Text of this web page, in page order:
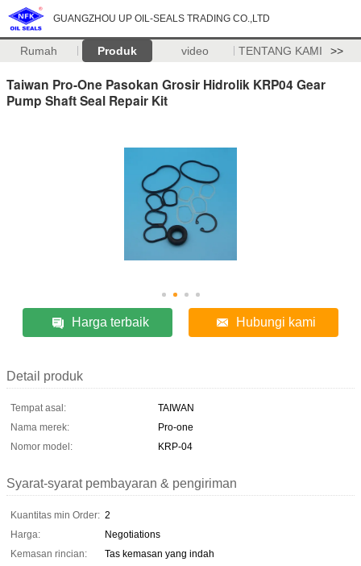
GUANGZHOU UP OIL-SEALS TRADING CO.,LTD
Rumah Produk video TENTANG KAMI >>
Taiwan Pro-One Pasokan Grosir Hidrolik KRP04 Gear
Pump Shaft Seal Repair Kit
Harga terbaik Hubungi kami
Detail produk
Tempat asal:
TAIWAN
Nama merek:
Pro-one
Nomor model:
KRP-04
Syarat-syarat pembayaran & pengiriman
Kuantitas min Order: 2
Harga:
Negotiations
Kemasan rincian:
Tas kemasan yang indah